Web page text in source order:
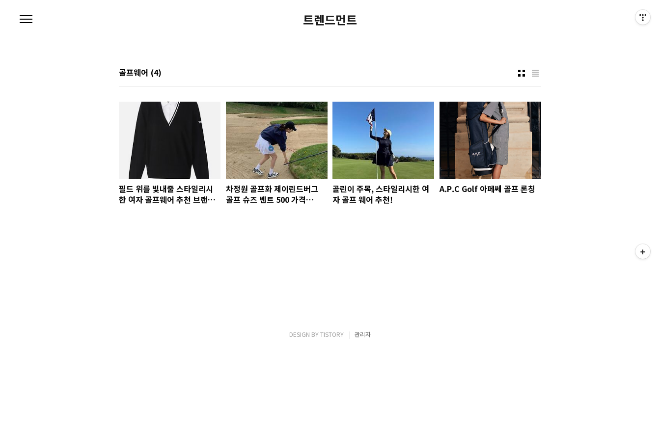
트렌드먼트
골프웨어 (4)
필드 위를 빛내줄 스타일리시
한 여자 골프웨어 추천 브랜드
차정원 골프화 제이린드버그
골프 슈즈 벤트 500 가격
골린이 주목, 스타일리시한 여
자 골프 웨어 추천!
A.P.C Golf 아페쎄 골프 론칭
DESIGN BYTISTORY 관리자